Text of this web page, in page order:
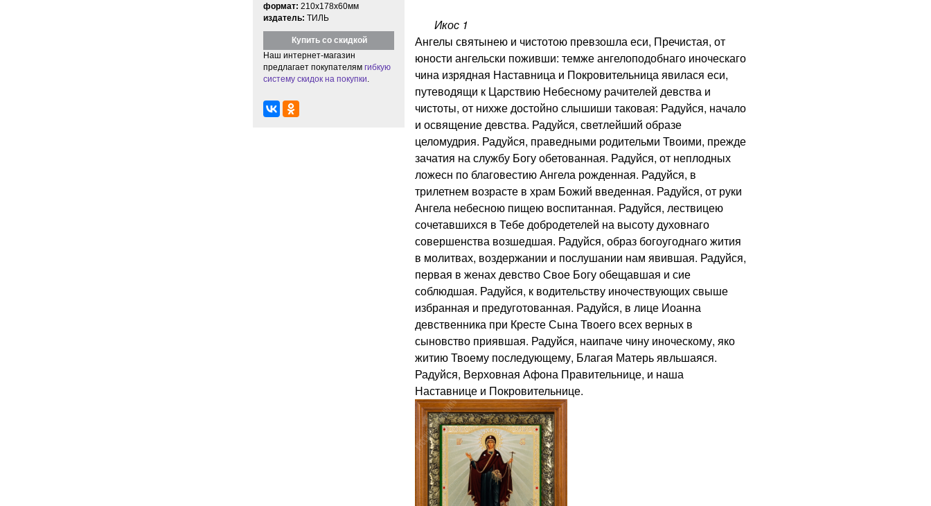
формат: 210x178x60мм
издатель: ТИЛЬ
Купить со скидкой
Наш интернет-магазин
предлагает покупателям гибкую
систему скидок на покупки
Икос 1
Ангелы святынею и чистотою превзошла еси, Пречистая, от
юности ангельски поживши: темже ангелоподобнаго иноческаго
чина изрядная Наставница и Покровительница явилася еси,
путеводящи к Царствию Небесному рачителей девства и
чистоты, от нихже достойно слышиши таковая: Радуйся, начало
и освящение девства. Радуйся, светлейший образе
целомудрия. Радуйся, праведными родительми Твоими, прежде
зачатия на службу Богу обетованная. Радуйся, от неплодных
ложесн по благовестию Ангела рожденная. Радуйся, в
трилетнем возрасте в храм Божий введенная. Радуйся, от руки
Ангела небесною пищею воспитанная. Радуйся, лествицею
сочетавшихся в Тебе добродетелей на высоту духовнаго
совершенства возшедшая. Радуйся, образ богоугоднаго жития
в молитвах, воздержании и послушании нам явившая. Радуйся,
первая в женах девство Свое Богу обещавшая и сие
соблюдшая. Радуйся, к водительству иночествующих свыше
избранная и предуготованная. Радуйся, в лице Иоанна
девственника при Кресте Сына Твоего всех верных в
сыновство приявшая. Радуйся, наипаче чину иноческому, яко
житию Твоему последующему, Благая Матерь явльшаяся.
Радуйся, Верховная Афона Правительнице, и наша
Наставнице и Покровительнице.